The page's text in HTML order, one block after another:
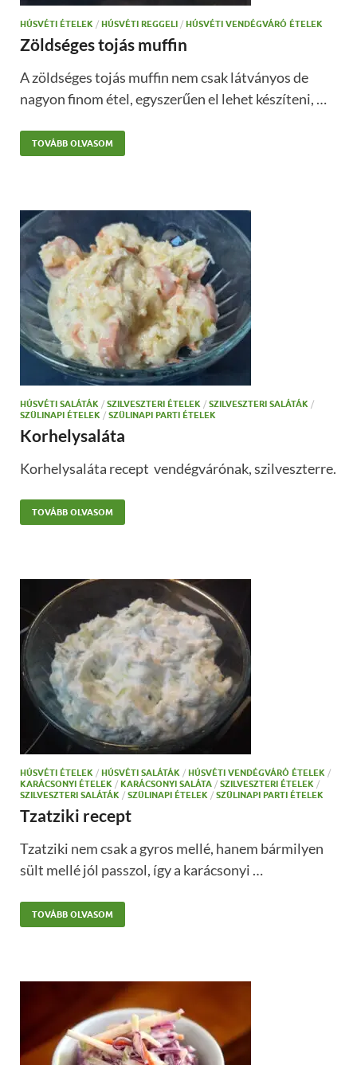
HÚSVÉTI ÉTELEK / HÚSVÉTI REGGELI / HÚSVÉTI VENDÉGVÁRÓ ÉTELEK
Zöldséges tojás muffin
A zöldséges tojás muffin nem csak látványos de
nagyon finom étel, egyszerűen el lehet készíteni, …
TOVÁBB OLVASOM
HÚSVÉTI SALÁTÁK / SZILVESZTERI ÉTELEK / SZILVESZTERI SALÁTÁK /
SZÜLINAPI ÉTELEK / SZÜLINAPI PARTI ÉTELEK
Korhelysaláta
Korhelysaláta recept vendégvárónak, szilveszterre.
TOVÁBB OLVASOM
HÚSVÉTI ÉTELEK / HÚSVÉTI SALÁTÁK / HÚSVÉTI VENDÉGVÁRÓ ÉTELEK /
KARÁCSONYI ÉTELEK / KARÁCSONYI SALÁTA / SZILVESZTERI ÉTELEK /
SZILVESZTERI SALÁTÁK / SZÜLINAPI ÉTELEK / SZÜLINAPI PARTI ÉTELEK
Tzatziki recept
Tzatziki nem csak a gyros mellé, hanem bármilyen
sült mellé jól passzol, így a karácsonyi …
TOVÁBB OLVASOM